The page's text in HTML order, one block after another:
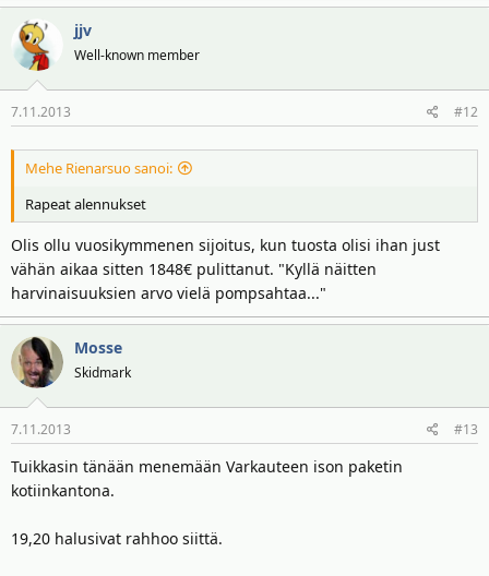
jjv
Well-known member
7.11.2013 #12
Mehe Rienarsuo sanoi:
Rapeat alennukset
Olis ollu vuosikymmenen sijoitus, kun tuosta olisi ihan just
vähän aikaa sitten 1848€ pulittanut. "Kyllä näitten
harvinaisuuksien arvo vielä pompsahtaa..."
Mosse
Skidmark
7.11.2013 #13
Tuikkasin tänään menemään Varkauteen ison paketin
kotiinkantona.
19,20 halusivat rahhoo siittä.